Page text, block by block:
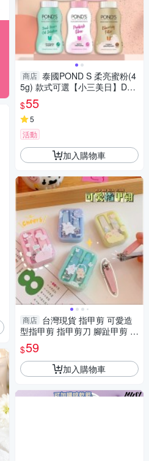
商店 泰國POND S 柔亮蜜粉(4
5g) 款式可選【小三美日】DS0
20643 控油 定妝 修飾毛孔
$55
5
活動
加入購物車
商店 台灣現貨 指甲剪 可愛造
型指甲剪 指甲剪刀 腳趾甲剪 美
甲工具 指甲剪兩件套
$59
加入購物車